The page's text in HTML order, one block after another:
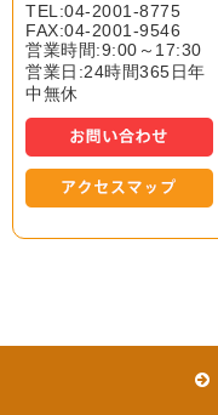
TEL:04-2001-8775
FAX:04-2001-9546
営業時間:9:00～17:30
営業日:24時間365日年
中無休